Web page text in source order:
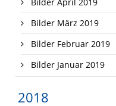
Bilder März 2019
Bilder Februar 2019
Bilder Januar 2019
2018